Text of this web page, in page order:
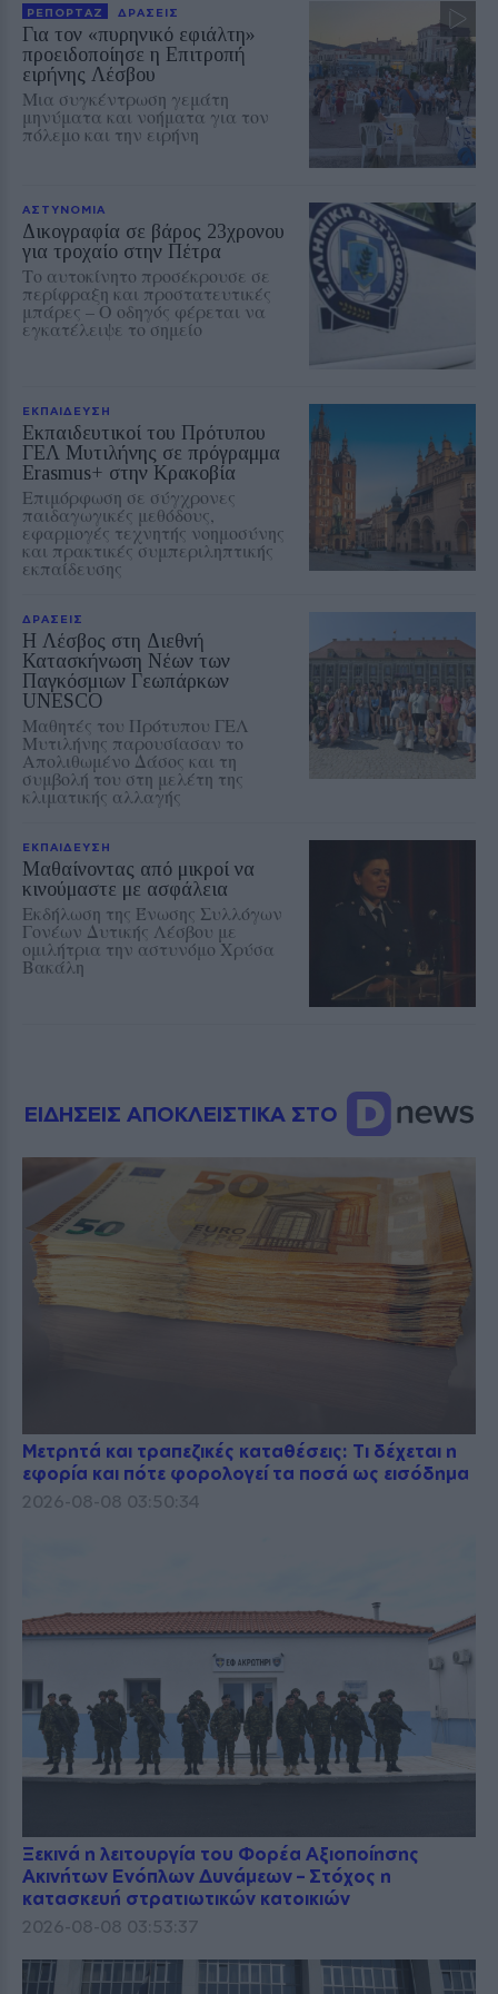
ΡΕΠΟΡΤΑΖ ΔΡΑΣΕΙΣ
Για τον «πυρηνικό εφιάλτη»
προειδοποίησε η Επιτροπή
ειρήνης Λέσβου
Μια συγκέντρωση γεμάτη
μηνύματα και νοήματα για τον
πόλεμο και την ειρήνη
ΑΣΤΥΝΟΜΙΑ
Δικογραφία σε βάρος 23χρονου
για τροχαίο στην Πέτρα
Το αυτοκίνητο προσέκρουσε σε
περίφραξη και προστατευτικές
μπάρες – Ο οδηγός φέρεται να
εγκατέλειψε το σημείο
ΕΚΠΑΙΔΕΥΣΗ
Εκπαιδευτικοί του Πρότυπου
ΓΕΛ Μυτιλήνης σε πρόγραμμα
Erasmus+ στην Κρακοβία
Επιμόρφωση σε σύγχρονες
παιδαγωγικές μεθόδους,
εφαρμογές τεχνητής νοημοσύνης
και πρακτικές συμπεριληπτικής
εκπαίδευσης
ΔΡΑΣΕΙΣ
Η Λέσβος στη Διεθνή
Κατασκήνωση Νέων των
Παγκόσμιων Γεωπάρκων
UNESCO
Μαθητές του Πρότυπου ΓΕΛ
Μυτιλήνης παρουσίασαν το
Απολιθωμένο Δάσος και τη
συμβολή του στη μελέτη της
κλιματικής αλλαγής
ΕΚΠΑΙΔΕΥΣΗ
Μαθαίνοντας από μικροί να
κινούμαστε με ασφάλεια
Εκδήλωση της Ένωσης Συλλόγων
Γονέων Δυτικής Λέσβου με
ομιλήτρια την αστυνόμο Χρύσα
Βακάλη
ΕΙΔΗΣΕΙΣ ΑΠΟΚΛΕΙΣΤΙΚΑ ΣΤΟ
Μετρητά και τραπεζικές καταθέσεις: Τι δέχεται η
εφορία και πότε φορολογεί τα ποσά ως εισόδημα
2026-08-08 03:50:34
Ξεκινά η λειτουργία του Φορέα Αξιοποίησης
Ακινήτων Ενόπλων Δυνάμεων – Στόχος η
κατασκευή στρατιωτικών κατοικιών
2026-08-08 03:53:37